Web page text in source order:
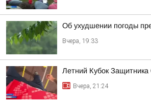
Об ухудшении погоды
Вчера, 19:33
Летний Кубок
Вчера, 21:24